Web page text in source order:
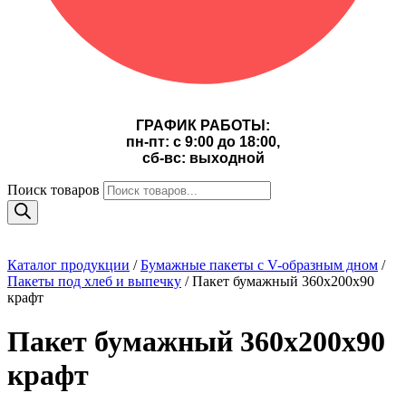
ГРАФИК РАБОТЫ:
пн-пт: с 9:00 до 18:00,
сб-вс: выходной
Поиск товаров
Каталог продукции /Бумажные пакеты с V-образным дном /
Пакеты под хлеб и выпечку / Пакет бумажный 360х200х90
крафт
Пакет бумажный 360х200х90
крафт